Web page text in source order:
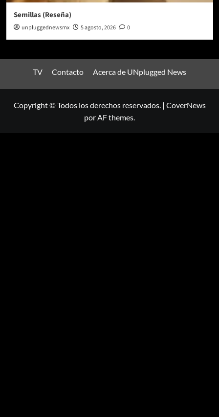
Semillas (Reseña)
unpluggednewsmx 5 agosto, 2026 0
TV Contacto Acerca de UNplugged News
Copyright © Todos los derechos reservados. | CoverNews
por AF themes.